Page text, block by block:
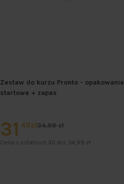
Zestaw do kurzu Pronto - opakowanie
startowe + zapas
31 49zł34,99 zł
Cena z ostatnich 30 dni: 34,99 zł